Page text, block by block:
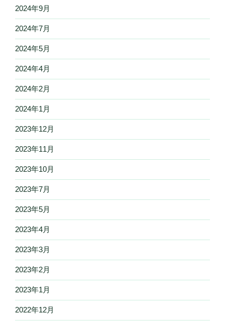
2024年9月
2024年7月
2024年5月
2024年4月
2024年2月
2024年1月
2023年12月
2023年11月
2023年10月
2023年7月
2023年5月
2023年4月
2023年3月
2023年2月
2023年1月
2022年12月